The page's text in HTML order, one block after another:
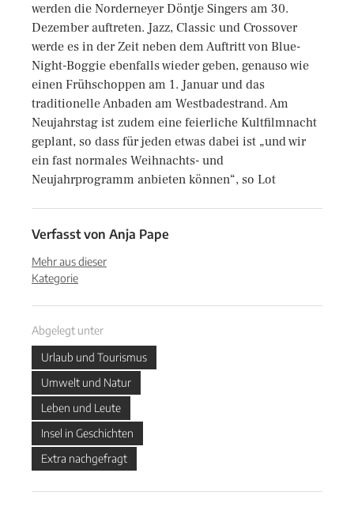
werden die Norderneyer Döntje Singers am 30.
Dezember auftreten. Jazz, Classic und Crossover
werde es in der Zeit neben dem Auftritt von Blue-
Night-Boggie ebenfalls wieder geben, genauso wie
einen Frühschoppen am 1. Januar und das
traditionelle Anbaden am Westbadestrand. Am
Neujahrstag ist zudem eine feierliche Kultfilmnacht
geplant, so dass für jeden etwas dabei ist „und wir
ein fast normales Weihnachts- und
Neujahrprogramm anbieten können“, so Lot
Verfasst von Anja Pape
Mehr aus dieser
Kategorie
Abgelegt unter
Urlaub und Tourismus
Umwelt und Natur
Leben und Leute
Insel in Geschichten
Extra nachgefragt